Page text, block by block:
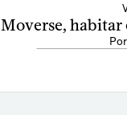
Moverse,